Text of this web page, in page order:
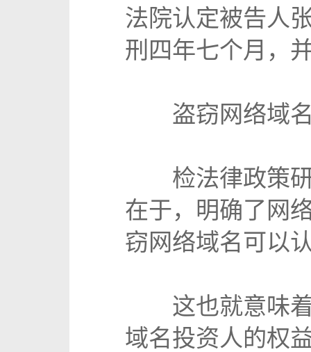
法院认定被告人
刑四年七个月，
盗窃网络域名
检法律政策研
在于，明确了网
窃网络域名可以
这也就意味着
域名投资人的权